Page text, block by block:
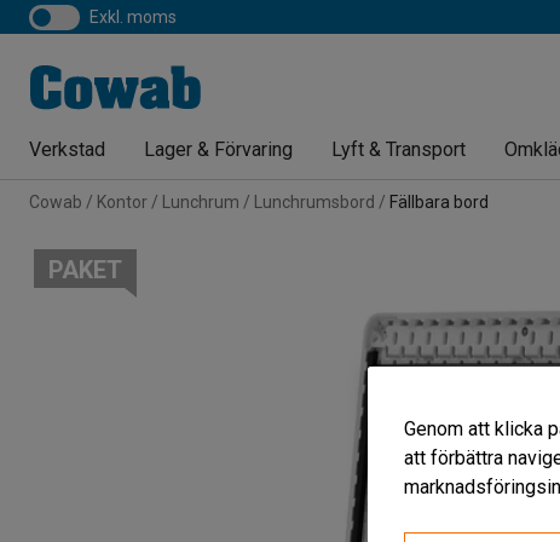
exkl. moms
Verkstad Lager & Förvaring Lyft & Transport
Cowab Kontor Lunchrum Lunchrumsbord Fällbara bord
PAKET
Genom att klicka
att förbättra